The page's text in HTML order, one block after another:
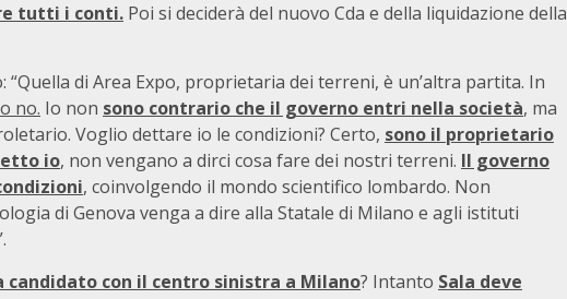
tutti i conti. Poi si deciderà del nuovo Cda e della liquidazione della
di Area Expo, proprietaria dei terreni, è un’altra partita. In
no. Io non sono contrario che il governo entri nella società, ma
Voglio dettare io le condizioni? Certo, sono il proprietario
io, non vengano a dirci cosa fare dei nostri terreni. Il governo
, coinvolgendo il mondo scientifico lombardo. Non
di Genova venga a dire alla Statale di Milano e agli istituti
candidato con il centro sinistra a Milano? Intanto Sala deve